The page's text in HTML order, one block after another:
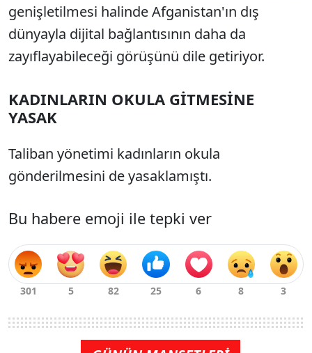
genişletilmesi halinde Afganistan'ın dış
dünyayla dijital bağlantısının daha da
zayıflayabileceği görüşünü dile getiriyor.
KADINLARIN OKULA GİTMESİNE
YASAK
Taliban yönetimi kadınların okula
gönderilmesini de yasaklamıştı.
Bu habere emoji ile tepki ver